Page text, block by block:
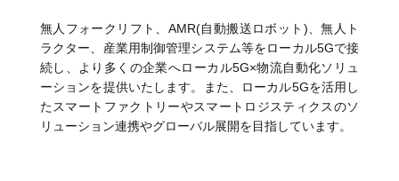
無人フォークリフト、AMR(自動搬送ロボット)、無人ト
ラクター、産業用制御管理システム等をローカル5Gで接
続し、より多くの企業へローカル5G×物流自動化ソリュ
ーションを提供いたします。また、ローカル5Gを活用し
たスマートファクトリーやスマートロジスティクスのソ
リューション連携やグローバル展開を目指しています。